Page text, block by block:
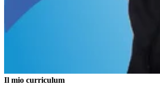
Il mio curriculum